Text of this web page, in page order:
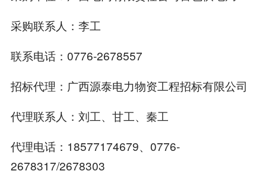
采购联系人：李工
联系电话：0776-2678557
招标代理：广西源泰电力物资工程招标有限公司
代理联系人：刘工、甘工、秦工
代理电话：18577174679、0776-
2678317/2678303